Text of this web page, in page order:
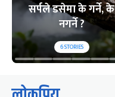
सर्पले डसेमा के गर्ने, के
नगर्ने ?
6STORIES